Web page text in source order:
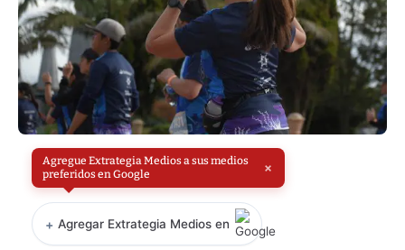
Agregue Extrategia Medios a sus medios
preferidos en Google
×
+ Agregar Extrategia Medios en